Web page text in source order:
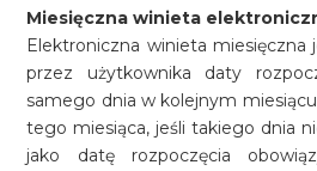
Miesięczna winieta
Elektroniczna winieta miesięczna
przez użytkownika daty
samego dnia w kolejnym
tego miesiąca, jeśli takiego dnia
jako datę rozpoczęcia